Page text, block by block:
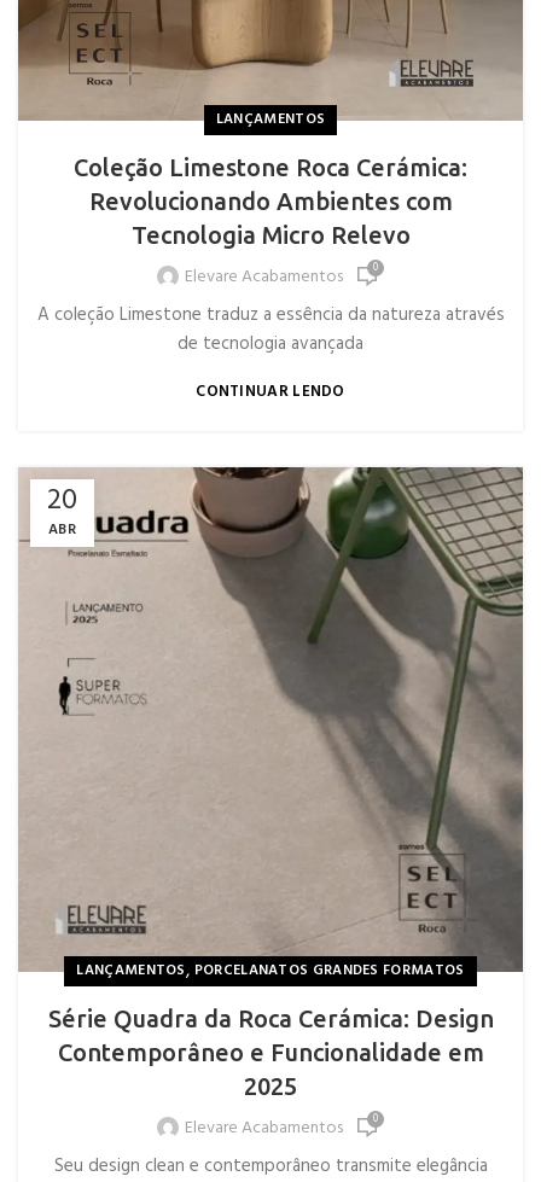
LANÇAMENTOS
Coleção Limestone Roca Cerámica:
Revolucionando Ambientes com
Tecnologia Micro Relevo
Elevare Acabamentos
0
A coleção Limestone traduz a essência da natureza através
de tecnologia avançada
CONTINUAR LENDO
20
ABR
LANÇAMENTOS, PORCELANATOS GRANDES FORMATOS
Série Quadra da Roca Cerámica: Design
Contemporâneo e Funcionalidade em
2025
Elevare Acabamentos
0
Seu design clean e contemporâneo transmite elegância